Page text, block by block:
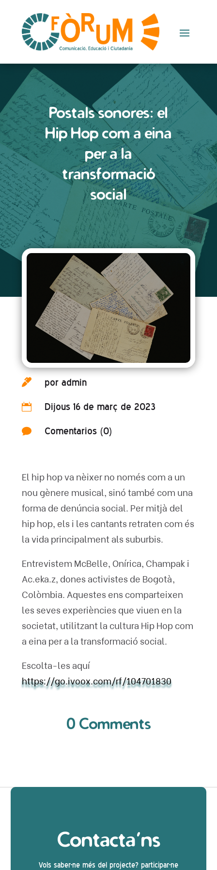
Postals sonores: el
Hip Hop com a eina
per a la
transformació
social
 por admin
 Dijous 16 de març de 2023
 Comentarios (0)
El hip hop va nèixer no només com a un
nou gènere musical, sinó també com una
forma de denúncia social. Per mitjà del
hip hop, els i les cantants retraten com és
la vida principalment als suburbis.
Entrevistem McBelle, Onírica, Champak i
Ac.eka.z, dones activistes de Bogotà,
Colòmbia. Aquestes ens comparteixen
les seves experiències que viuen en la
societat, utilitzant la cultura Hip Hop com
a eina per a la transformació social.
Escolta-les aquí
https://go.ivoox.com/rf/104701830
0 Comments
Contacta’ns
Vols saber-ne més del projecte? participar-ne